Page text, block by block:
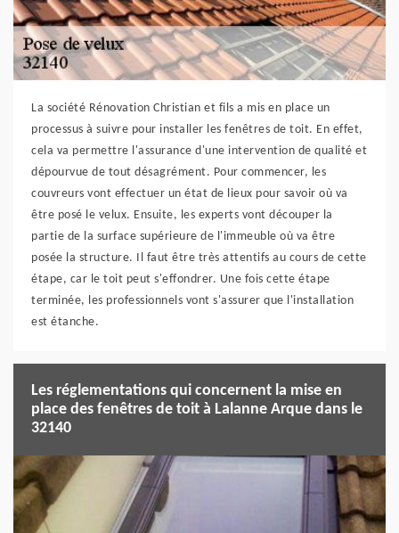
La société Rénovation Christian et fils a mis en place un
processus à suivre pour installer les fenêtres de toit. En effet,
cela va permettre l'assurance d'une intervention de qualité et
dépourvue de tout désagrément. Pour commencer, les
couvreurs vont effectuer un état de lieux pour savoir où va
être posé le velux. Ensuite, les experts vont découper la
partie de la surface supérieure de l'immeuble où va être
posée la structure. Il faut être très attentifs au cours de cette
étape, car le toit peut s'effondrer. Une fois cette étape
terminée, les professionnels vont s'assurer que l'installation
est étanche.
Les réglementations qui concernent la mise en
place des fenêtres de toit à Lalanne Arque dans le
32140